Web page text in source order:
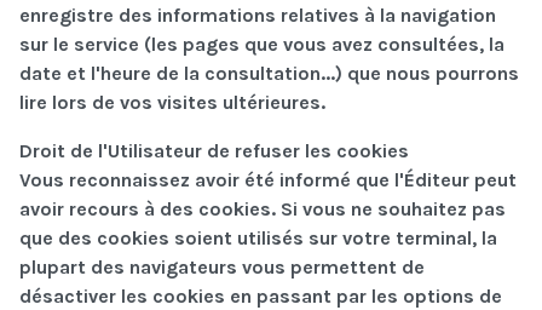
enregistre des informations relatives à la navigation
sur le service (les pages que vous avez consultées, la
date et l'heure de la consultation...) que nous pourrons
lire lors de vos visites ultérieures.
Droit de l'Utilisateur de refuser les cookies
Vous reconnaissez avoir été informé que l'Éditeur peut
avoir recours à des cookies. Si vous ne souhaitez pas
que des cookies soient utilisés sur votre terminal, la
plupart des navigateurs vous permettent de
désactiver les cookies en passant par les options de